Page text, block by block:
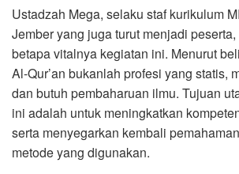
Ustadzah Mega, selaku staf kurikulum
Jember yang juga turut menjadi
betapa vitalnya kegiatan ini. Menurut
Al-Qur’an bukanlah profesi yang statis,
dan butuh pembaharuan ilmu. Tujuan
ini adalah untuk meningkatkan
serta menyegarkan kembali
metode yang digunakan.